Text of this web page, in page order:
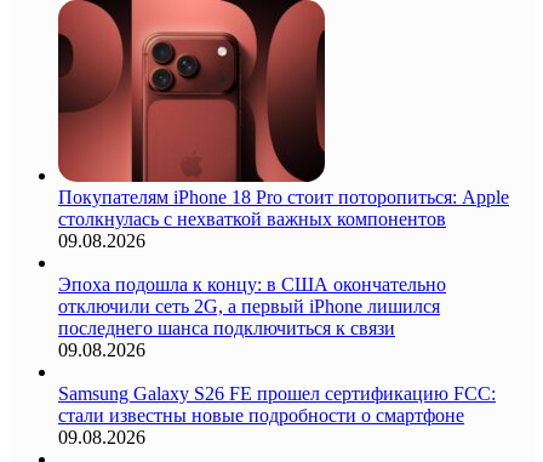
Покупателям iPhone 18 Pro стоит поторопиться: Apple
столкнулась с нехваткой важных компонентов
09.08.2026
Эпоха подошла к концу: в США окончательно
отключили сеть 2G, а первый iPhone лишился
последнего шанса подключиться к связи
09.08.2026
Samsung Galaxy S26 FE прошел сертификацию FCC:
стали известны новые подробности о смартфоне
09.08.2026